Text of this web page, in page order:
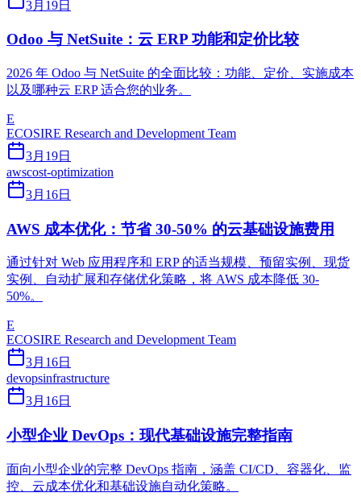
3月19日
Odoo 与 NetSuite：云 ERP 功能和定价比较
2026 年 Odoo 与 NetSuite 的全面比较：功能、定价、实施成本
以及哪种云 ERP 适合您的业务。
E
ECOSIRE Research and Development Team
3月19日
awscost-optimization
3月16日
AWS 成本优化：节省 30-50% 的云基础设施费用
通过针对 Web 应用程序和 ERP 的适当规模、预留实例、现货
实例、自动扩展和存储优化策略，将 AWS 成本降低 30-
50%。
E
ECOSIRE Research and Development Team
3月16日
devopsinfrastructure
3月16日
小型企业 DevOps：现代基础设施完整指南
面向小型企业的完整 DevOps 指南，涵盖 CI/CD、容器化、监
控、云成本优化和基础设施自动化策略。